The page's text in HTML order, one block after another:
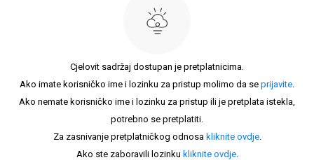
Cjelovit sadržaj dostupan je pretplatnicima.
Ako imate korisničko ime i lozinku za pristup molimo da se prijavite.
Ako nemate korisničko ime i lozinku za pristup ili je pretplata istekla,
potrebno se pretplatiti.
Za zasnivanje pretplatničkog odnosa kliknite ovdje.
Ako ste zaboravili lozinku kliknite ovdje.